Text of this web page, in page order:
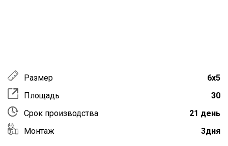
Размер
6х5
Площадь
30
Срок производства
21 день
Монтаж
3дня